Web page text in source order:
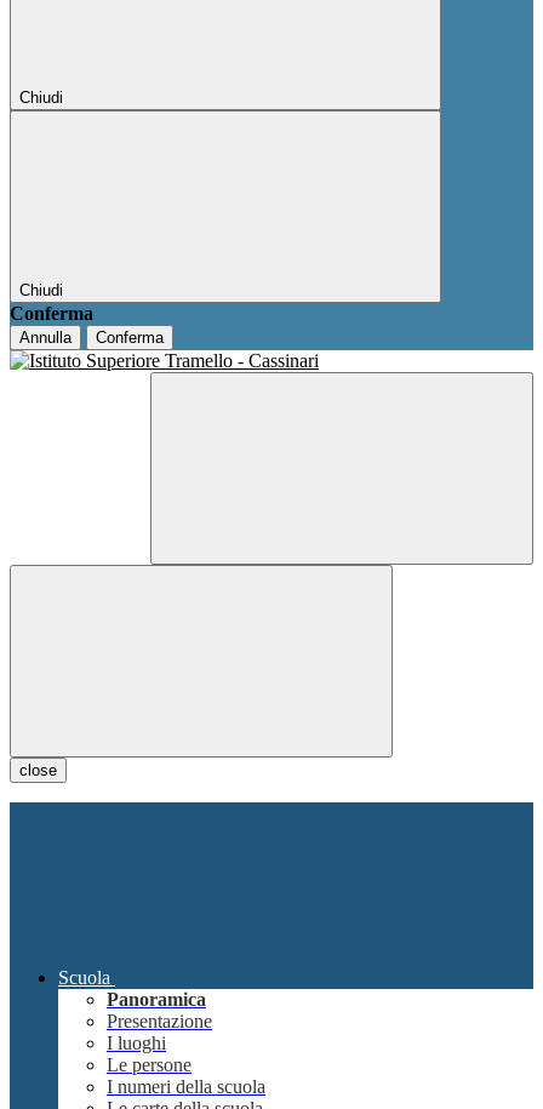
Chiudi
Chiudi
Conferma
Annulla Conferma
close
Scuola
Panoramica
Presentazione
I luoghi
Le persone
I numeri della scuola